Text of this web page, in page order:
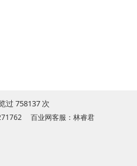
过 758137 次
百业网客服：林睿君